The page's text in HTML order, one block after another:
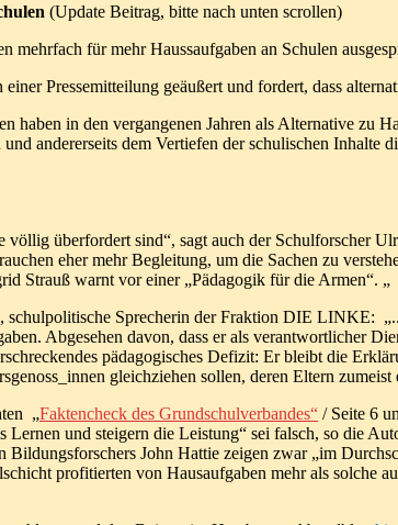
(Update Beitrag, bitte nach unten scrollen)
mehrfach für mehr Haussaufgaben an Schulen
Pressemitteilung geäußert und fordert, dass
haben in den vergangenen Jahren als Alternative zu
andererseits dem Vertiefen der schulischen
überfordert sind“, sagt auch der Schulforscher
eher mehr Begleitung, um die Sachen zu
Strauß warnt vor einer „Pädagogik für die Armen“. „
, schulpolitische Sprecherin der Fraktion DIE LINKE:
Abgesehen davon, dass er als verantwortlicher
pädagogisches Defizit: Er bleibt die
gleichziehen sollen, deren Eltern
„Faktencheck des Grundschulverbandes“ / Seite 6
und steigern die Leistung“ sei falsch, so die
Bildungsforschers John Hattie zeigen zwar „im
profitierten von Hausaufgaben mehr als solche